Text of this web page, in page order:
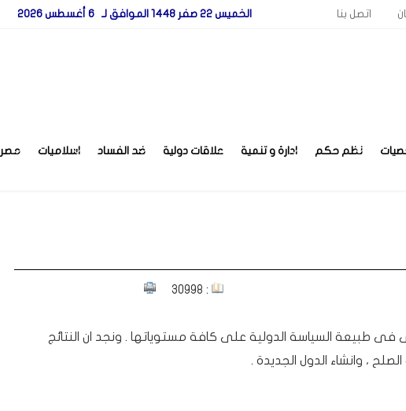
اتصل بنا الخميس 22 صفر 1448 الموافق لـ 6 أغسطس 2026
نظم حكم ادارة و تنمية علاقات دولية ضد الفساد اسلاميات مصر
: 30998
فى طبيعة السياسة الدولية على كافة مستوياتها . ونجد ان النتائج
، وانشاء الدول الجديدة .